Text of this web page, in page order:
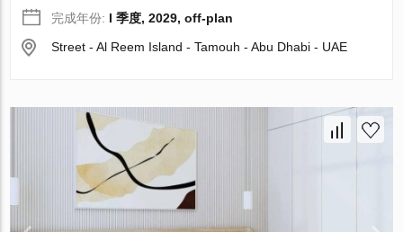
完成年份: I 季度, 2029, off-plan
Street - Al Reem Island - Tamouh - Abu Dhabi - UAE